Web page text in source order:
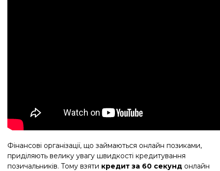
Фінансові організації, що займаються онлайн позиками,
приділяють велику увагу швидкості кредитування
позичальників. Тому взяти кредит за 60 секунд онлайн